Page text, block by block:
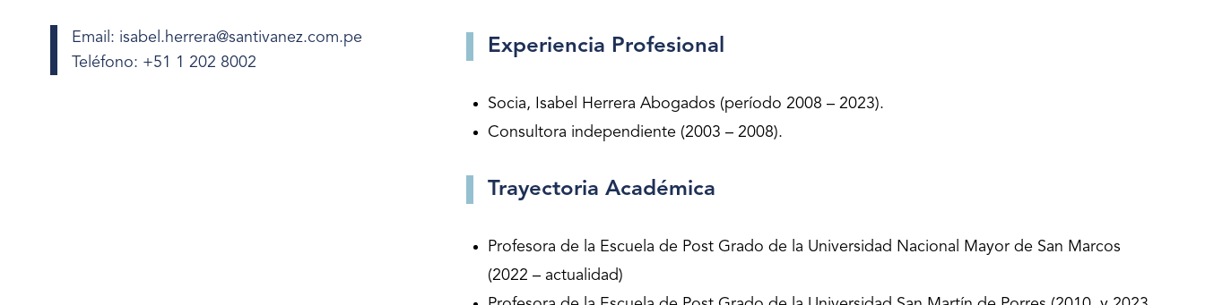
Email: isabel.herrera@santivanez.com.pe
Teléfono: +51 1 202 8002
Experiencia Profesional
Socia, Isabel Herrera Abogados (período 2008 – 2023).
Consultora independiente (2003 – 2008).
Trayectoria Académica
Profesora de la Escuela de Post Grado de la Universidad Nacional Mayor de San Marcos
(2022 – actualidad)